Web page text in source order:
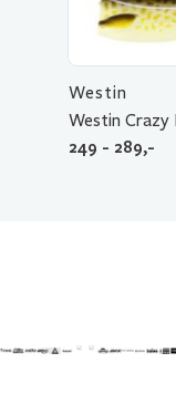
Westin
Westin Crazy
249 - 289,-